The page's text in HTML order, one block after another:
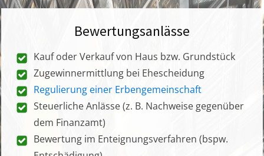
Bewertungsanlässe
Kauf oder Verkauf von Haus bzw. Grundstück
Zugewinnermittlung bei Ehescheidung
Regulierung einer Erbengemeinschaft
Steuerliche Anlässe (z. B. Nachweise gegenüber
dem Finanzamt)
Bewertung im Enteignungsverfahren (bspw.